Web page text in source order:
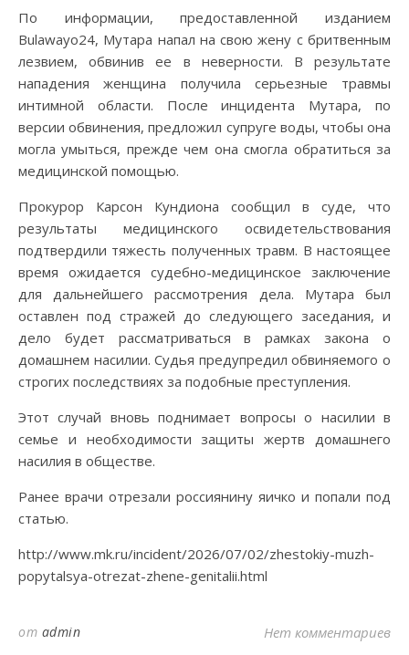
По информации, предоставленной изданием
Bulawayo24, Мутара напал на свою жену с бритвенным
лезвием, обвинив ее в неверности. В результате
нападения женщина получила серьезные травмы
интимной области. После инцидента Мутара, по
версии обвинения, предложил супруге воды, чтобы она
могла умыться, прежде чем она смогла обратиться за
медицинской помощью.
Прокурор Карсон Кундиона сообщил в суде, что
результаты медицинского освидетельствования
подтвердили тяжесть полученных травм. В настоящее
время ожидается судебно-медицинское заключение
для дальнейшего рассмотрения дела. Мутара был
оставлен под стражей до следующего заседания, и
дело будет рассматриваться в рамках закона о
домашнем насилии. Судья предупредил обвиняемого о
строгих последствиях за подобные преступления.
Этот случай вновь поднимает вопросы о насилии в
семье и необходимости защиты жертв домашнего
насилия в обществе.
Ранее врачи отрезали россиянину яичко и попали под
статью.
http://www.mk.ru/incident/2026/07/02/zhestokiy-muzh-
popytalsya-otrezat-zhene-genitalii.html
от admin Нет комментариев